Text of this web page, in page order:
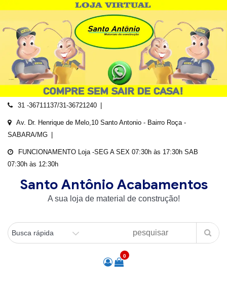
content
31 -36711137/31-36721240
Av. Dr. Henrique de Melo,10 Santo Antonio - Bairro Roça -
SABARA/MG
FUNCIONAMENTO Loja -SEG A SEX 07:30h às 17:30h SAB
07:30h às 12:30h
Santo Antônio Acabamentos
A sua loja de material de construção!
0